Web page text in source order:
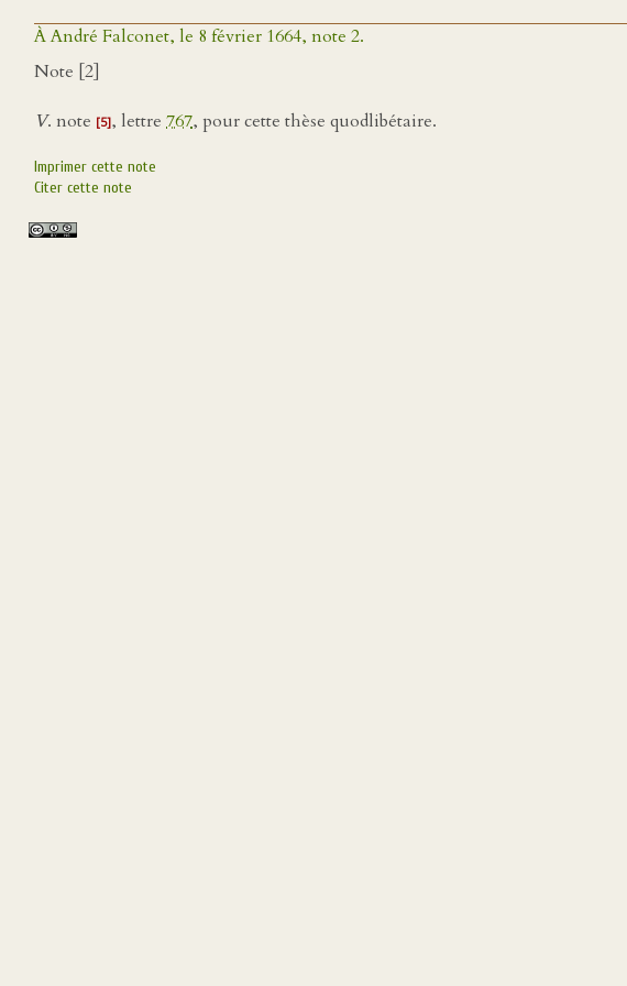
À André Falconet, le 8 février 1664, note 2.
Note [2]
V. note [5], lettre 767, pour cette thèse quodlibétaire.
Imprimer cette note
Citer cette note